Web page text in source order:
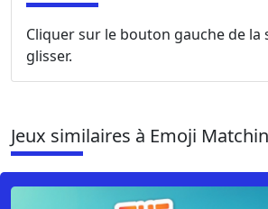
Cliquer sur le bouton gauche de la
glisser.
Jeux similaires à Emoji